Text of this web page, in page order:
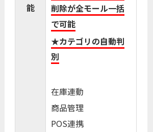
能
削除が全モール一括
で可能
★カテゴリの自動判
別
在庫連動
商品管理
POS連携